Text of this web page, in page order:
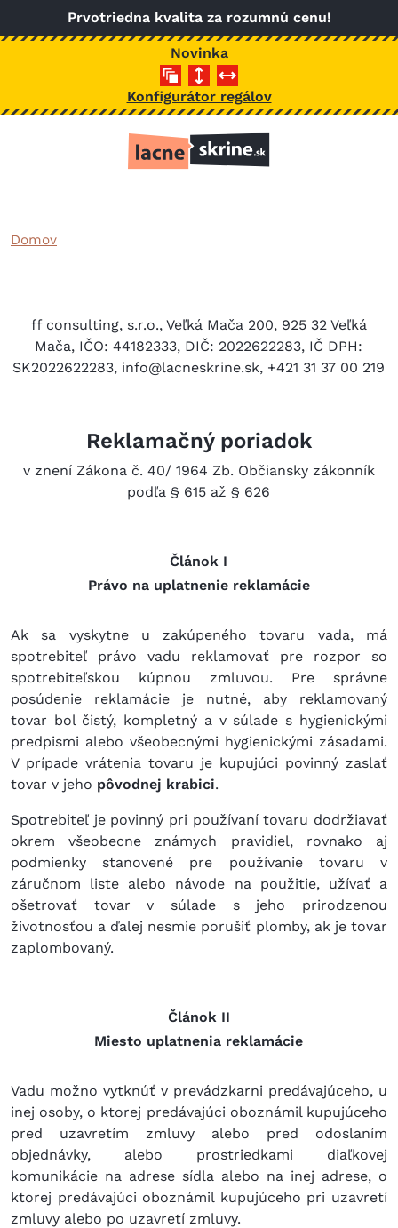
Skočiť na hlavný obsah
Prvotriedna kvalita za rozumnú cenu!
Novinka
Konfigurátor regálov
Domov
ff consulting, s.r.o., Veľká Mača 200, 925 32 Veľká
Mača, IČO: 44182333, DIČ: 2022622283, IČ DPH:
SK2022622283, info@lacneskrine.sk, +421 31 37 00 219
Reklamačný poriadok
v znení Zákona č. 40/ 1964 Zb. Občiansky zákonník
podľa § 615 až § 626
Článok I
Právo na uplatnenie reklamácie
Ak sa vyskytne u zakúpeného tovaru vada, má
spotrebiteľ právo vadu reklamovať pre rozpor so
spotrebiteľskou kúpnou zmluvou. Pre správne
posúdenie reklamácie je nutné, aby reklamovaný
tovar bol čistý, kompletný a v súlade s hygienickými
predpismi alebo všeobecnými hygienickými zásadami.
V prípade vrátenia tovaru je kupujúci povinný zaslať
tovar v jeho pôvodnej krabici.
Spotrebiteľ je povinný pri používaní tovaru dodržiavať
okrem všeobecne známych pravidiel, rovnako aj
podmienky stanovené pre používanie tovaru v
záručnom liste alebo návode na použitie, užívať a
ošetrovať tovar v súlade s jeho prirodzenou
životnosťou a ďalej nesmie porušiť plomby, ak je tovar
zaplombovaný.
Článok II
Miesto uplatnenia reklamácie
Vadu možno vytknúť v prevádzkarni predávajúceho, u
inej osoby, o ktorej predávajúci oboznámil kupujúceho
pred uzavretím zmluvy alebo pred odoslaním
objednávky, alebo prostriedkami diaľkovej
komunikácie na adrese sídla alebo na inej adrese, o
ktorej predávajúci oboznámil kupujúceho pri uzavretí
zmluvy alebo po uzavretí zmluvy.